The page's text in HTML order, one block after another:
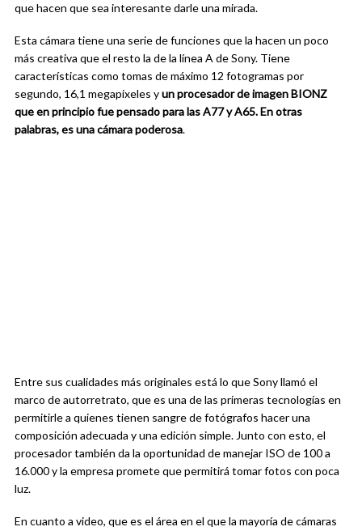
que hacen que sea interesante darle una mirada.
Esta cámara tiene una serie de funciones que la hacen un poco
más creativa que el resto la de la línea A de Sony. Tiene
características como tomas de máximo 12 fotogramas por
segundo, 16,1 megapixeles yun procesador de imagen BIONZ
que en principio fue pensado para las A77 y A65. En otras
palabras, es una cámara poderosa.
Entre sus cualidades más originales está lo que Sony llamó el
marco de autorretrato, que es una de las primeras tecnologías en
permitirle a quienes tienen sangre de fotógrafos hacer una
composición adecuada y una edición simple. Junto con esto, el
procesador también da la oportunidad de manejar ISO de 100 a
16.000 y la empresa promete que permitirá tomar fotos con poca
luz.
En cuanto a video, que es el área en el que la mayoría de cámaras